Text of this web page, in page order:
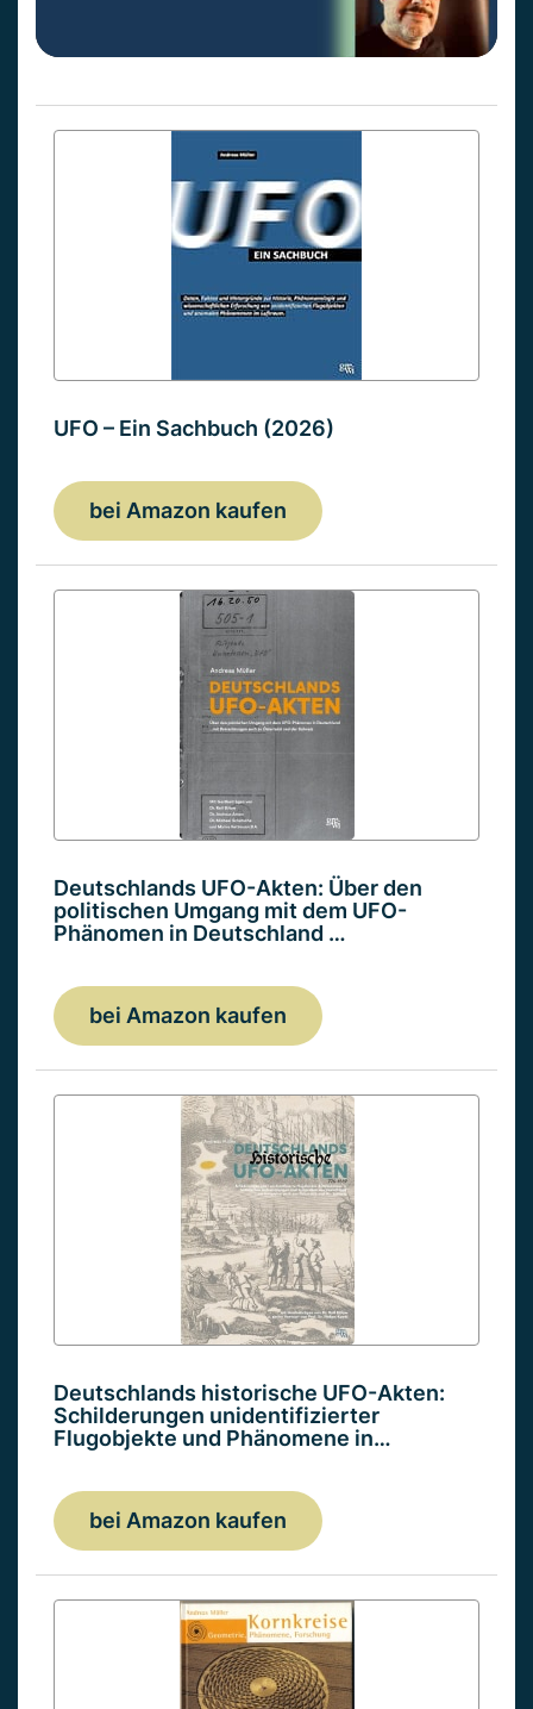
UFO – Ein Sachbuch (2026)
bei Amazon kaufen
Deutschlands UFO-Akten: Über den
politischen Umgang mit dem UFO-
Phänomen in Deutschland …
bei Amazon kaufen
Deutschlands historische UFO-Akten:
Schilderungen unidentifizierter
Flugobjekte und Phänomene in…
bei Amazon kaufen